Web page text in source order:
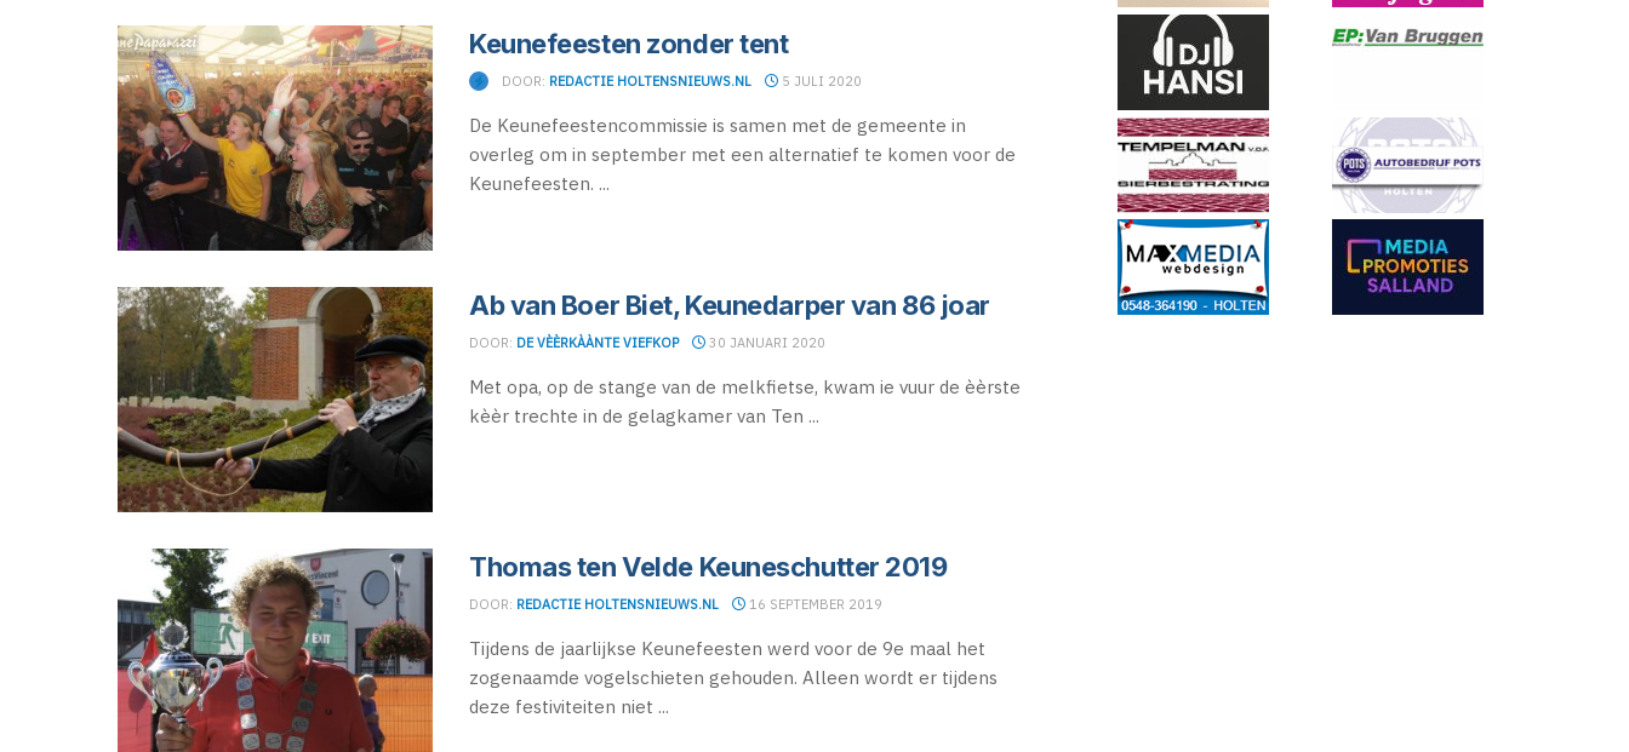
Keunefeesten zonder tent
DOOR: REDACTIE HOLTENSNIEUWS.NL 5 JULI 2020
De Keunefeestencommissie is samen met de gemeente in
overleg om in september met een alternatief te komen voor de
Keunefeesten. ...
Ab van Boer Biet, Keunedarper van 86 joar
DOOR: DE VÈÈRKÀÀNTE VIEFKOP 30 JANUARI 2020
Met opa, op de stange van de melkfietse, kwam ie vuur de èèrste
kèèr trechte in de gelagkamer van Ten ...
Thomas ten Velde Keuneschutter 2019
DOOR: REDACTIE HOLTENSNIEUWS.NL 16 SEPTEMBER 2019
Tijdens de jaarlijkse Keunefeesten werd voor de 9e maal het
zogenaamde vogelschieten gehouden. Alleen wordt er tijdens
deze festiviteiten niet ...